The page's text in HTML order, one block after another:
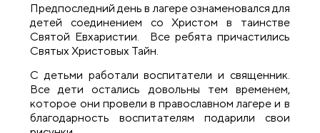
Предпоследний день в лагере ознаменовался для
детей соединением со Христом в таинстве
Святой Евхаристии. Все ребята причастились
Святых Христовых Тайн.
С детьми работали воспитатели и священник.
Все дети остались довольны тем временем,
которое они провели в православном лагере и в
благодарность воспитателям подарили свои